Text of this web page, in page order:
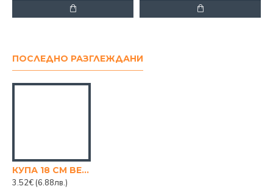
ПОСЛЕДНО РАЗГЛЕЖДАНИ
КУПА 18 СМ BEAU RIVAGE
3.52€ (6.88лв.)